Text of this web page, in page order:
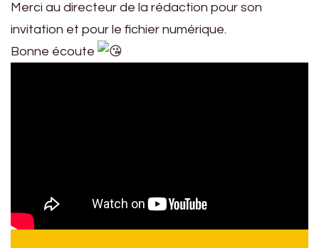
Merci au directeur de la rédaction pour son
invitation et pour le fichier numérique.
Bonne écoute